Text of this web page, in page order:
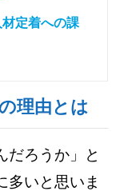
定着への課
理由とは
だろうか」と
多いと思いま